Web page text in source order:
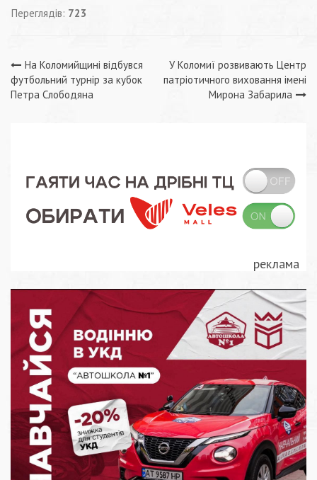
Переглядів: 723
Навігація
записів
На Коломийщині відбувся
футбольний турнір за кубок
Петра Слободяна
У Коломиї розвивають Центр
патріотичного виховання імені
Мирона Забарила